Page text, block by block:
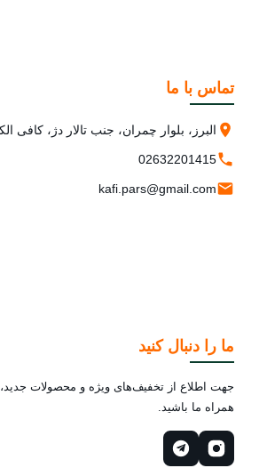
تماس با ما
البرز، بلوار چمران، جنب تالار دژ، کافی
02632201415
kafi.pars@gmail.com
ما را دنبال کنید
جهت اطلاع از تخفیف‌های ویژه و محصولات
همراه ما باشید.